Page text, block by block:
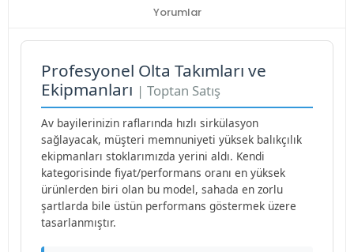
Yorumlar
Profesyonel Olta Takımları ve
Ekipmanları | Toptan Satış
Av bayilerinizin raflarında hızlı sirkülasyon
sağlayacak, müşteri memnuniyeti yüksek balıkçılık
ekipmanları stoklarımızda yerini aldı. Kendi
kategorisinde fiyat/performans oranı en yüksek
ürünlerden biri olan bu model, sahada en zorlu
şartlarda bile üstün performans göstermek üzere
tasarlanmıştır.